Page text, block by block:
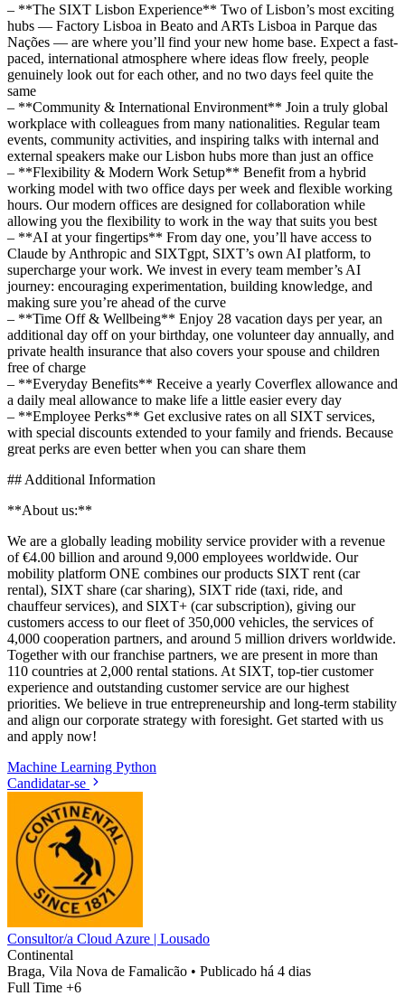
– **The SIXT Lisbon Experience** Two of Lisbon’s most exciting
hubs — Factory Lisboa in Beato and ARTs Lisboa in Parque das
Nações — are where you’ll find your new home base. Expect a fast-
paced, international atmosphere where ideas flow freely, people
genuinely look out for each other, and no two days feel quite the
same
– **Community & International Environment** Join a truly global
workplace with colleagues from many nationalities. Regular team
events, community activities, and inspiring talks with internal and
external speakers make our Lisbon hubs more than just an office
– **Flexibility & Modern Work Setup** Benefit from a hybrid
working model with two office days per week and flexible working
hours. Our modern offices are designed for collaboration while
allowing you the flexibility to work in the way that suits you best
– **AI at your fingertips** From day one, you’ll have access to
Claude by Anthropic and SIXTgpt, SIXT’s own AI platform, to
supercharge your work. We invest in every team member’s AI
journey: encouraging experimentation, building knowledge, and
making sure you’re ahead of the curve
– **Time Off & Wellbeing** Enjoy 28 vacation days per year, an
additional day off on your birthday, one volunteer day annually, and
private health insurance that also covers your spouse and children
free of charge
– **Everyday Benefits** Receive a yearly Coverflex allowance and
a daily meal allowance to make life a little easier every day
– **Employee Perks** Get exclusive rates on all SIXT services,
with special discounts extended to your family and friends. Because
great perks are even better when you can share them
## Additional Information
**About us:**
We are a globally leading mobility service provider with a revenue
of €4.00 billion and around 9,000 employees worldwide. Our
mobility platform ONE combines our products SIXT rent (car
rental), SIXT share (car sharing), SIXT ride (taxi, ride, and
chauffeur services), and SIXT+ (car subscription), giving our
customers access to our fleet of 350,000 vehicles, the services of
4,000 cooperation partners, and around 5 million drivers worldwide.
Together with our franchise partners, we are present in more than
110 countries at 2,000 rental stations. At SIXT, top-tier customer
experience and outstanding customer service are our highest
priorities. We believe in true entrepreneurship and long-term stability
and align our corporate strategy with foresight. Get started with us
and apply now!
Machine Learning Python
Candidatar-se
Consultor/a Cloud Azure | Lousado
Continental
Braga, Vila Nova de Famalicão • Publicado há 4 dias
Full Time +6